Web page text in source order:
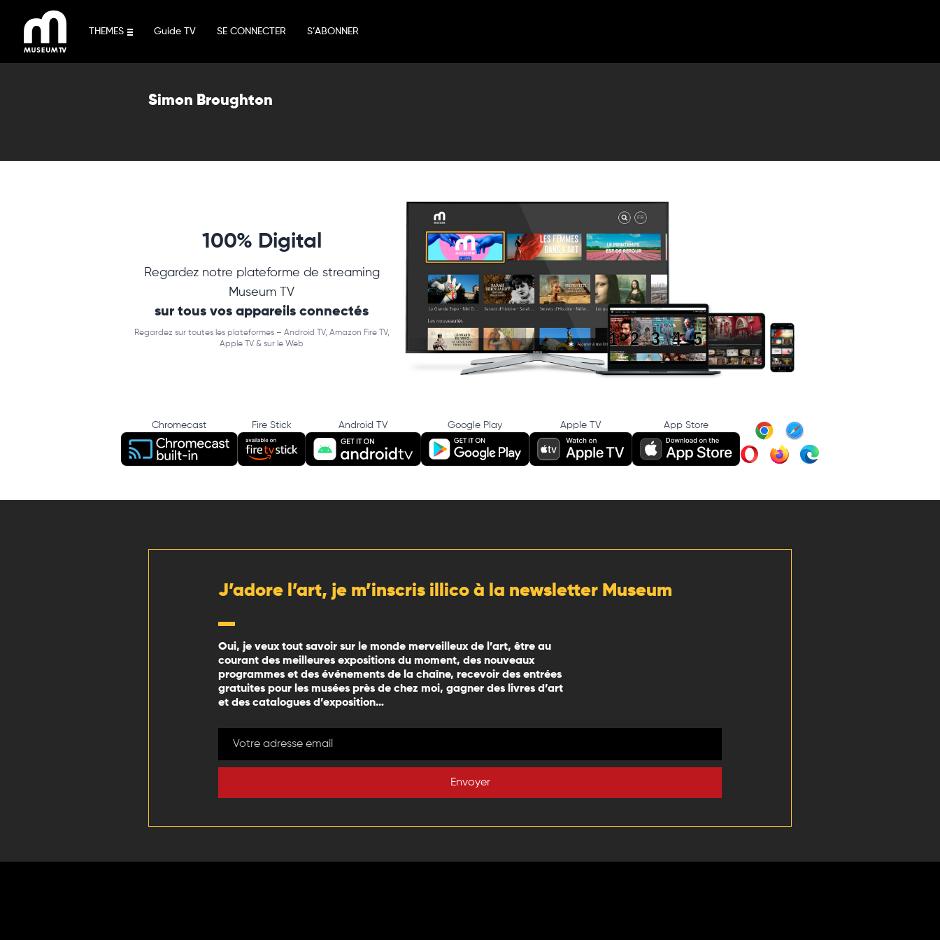
contenu
THEMES Guide TV SE CONNECTER S’ABONNER
Simon Broughton
100% Digital
Regardez notre plateforme de streaming
Museum TV
sur tous vos appareils connectés
Regardez sur toutes les plateformes – Android TV, Amazon Fire TV,
Apple TV & sur le Web
Chromecast Fire Stick Android TV Google Play Apple TV App Store
J’adore l’art, je m’inscris illico à la newsletter Museum
Oui, je veux tout savoir sur le monde merveilleux de l’art, être au
courant des meilleures expositions du moment, des nouveaux
programmes et des événements de la chaîne, recevoir des entrées
gratuites pour les musées près de chez moi, gagner des livres d’art
et des catalogues d’exposition…
Envoyer